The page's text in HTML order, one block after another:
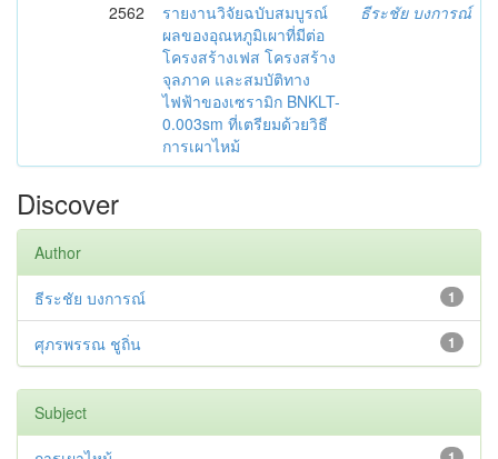
2562
รายงานวิจัยฉบับสมบูรณ์
ผลของอุณหภูมิเผาที่มีต่อ
โครงสร้างเฟส โครงสร้าง
จุลภาค และสมบัติทาง
ไฟฟ้าของเซรามิก BNKLT-
0.003sm ที่เตรียมด้วยวิธี
การเผาไหม้
ธีระชัย บงการณ์
Discover
Author
1
ธีระชัย บงการณ์
1
ศุภรพรรณ ชูถิ่น
Subject